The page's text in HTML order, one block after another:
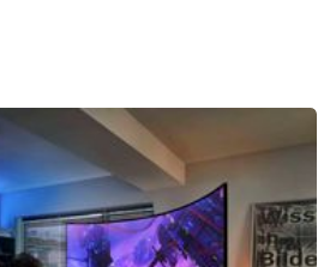
Zusammenarbeit
Kontakt